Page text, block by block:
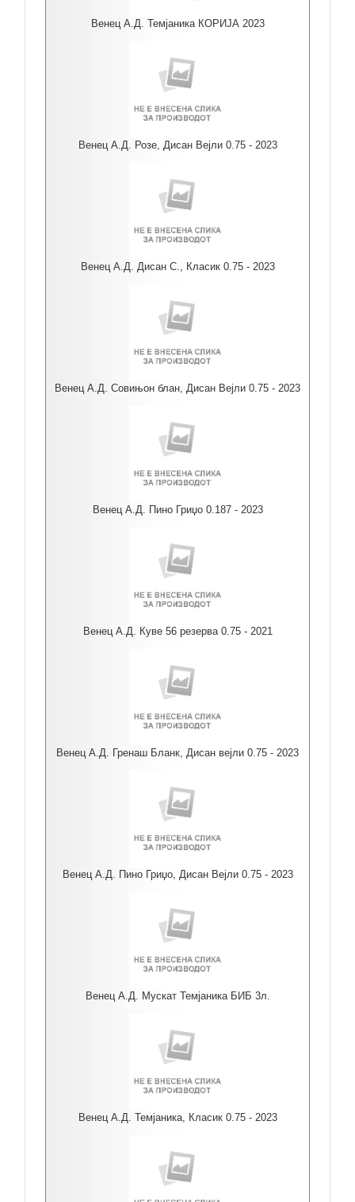
Венец А.Д. Темјаника КОРИЈА 2023
Венец А.Д. Розе, Дисан Вејли 0.75 - 2023
Венец А.Д. Дисан С., Класик 0.75 - 2023
Венец А.Д. Совињон блан, Дисан Вејли 0.75 - 2023
Венец А.Д. Пино Гриџо 0.187 - 2023
Венец А.Д. Куве 56 резерва 0.75 - 2021
Венец А.Д. Гренаш Бланк, Дисан вејли 0.75 - 2023
Венец А.Д. Пино Гриџо, Дисан Вејли 0.75 - 2023
Венец А.Д. Мускат Темјаника БИБ 3л.
Венец А.Д. Темјаника, Класик 0.75 - 2023